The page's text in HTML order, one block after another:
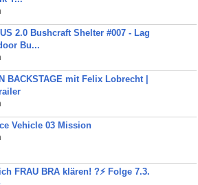
2.0 Bushcraft Shelter #007 - Lag
Bu...
BACKSTAGE mit Felix Lobrecht |
Vehicle 03 Mission
FRAU BRA klären! ?⚡️ Folge 7.3.